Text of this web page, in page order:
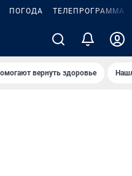
ПОГОДА ТЕЛЕПРОГРАММА
вернуть здоровье